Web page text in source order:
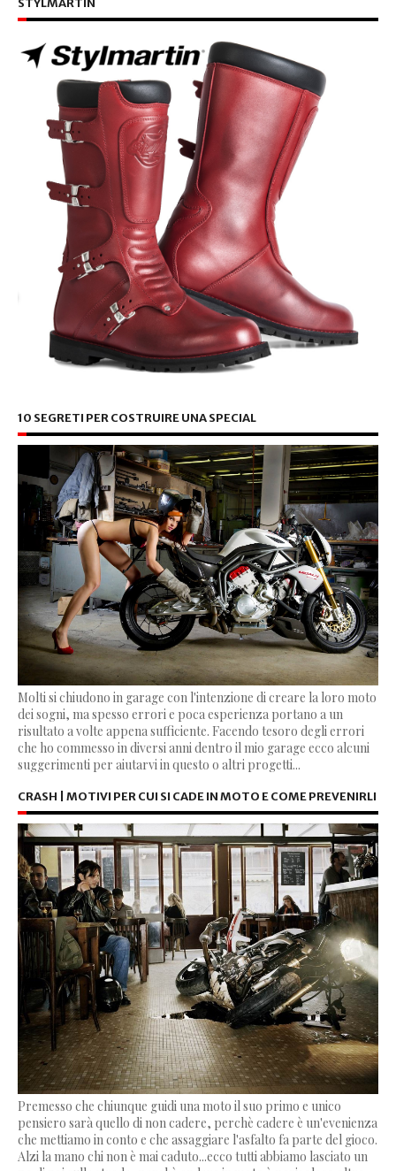
STYLMARTIN
10 SEGRETI PER COSTRUIRE UNA SPECIAL
Molti si chiudono in garage con l'intenzione di creare la loro moto
dei sogni, ma spesso errori e poca esperienza portano a un
risultato a volte appena sufficiente. Facendo tesoro degli errori
che ho commesso in diversi anni dentro il mio garage ecco alcuni
suggerimenti per aiutarvi in questo o altri progetti...
CRASH | MOTIVI PER CUI SI CADE IN MOTO E COME PREVENIRLI
Premesso che chiunque guidi una moto il suo primo e unico
pensiero sarà quello di non cadere, perchè cadere è un'evenienza
che mettiamo in conto e che assaggiare l'asfalto fa parte del gioco.
Alzi la mano chi non è mai caduto...ecco tutti abbiamo lasciato un